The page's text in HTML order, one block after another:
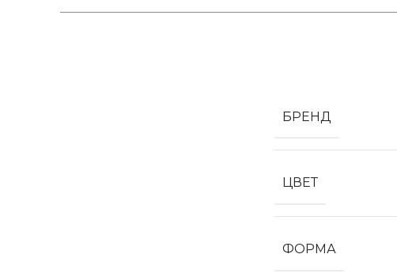
БРЕНД
ЦВЕТ
ФОРМА